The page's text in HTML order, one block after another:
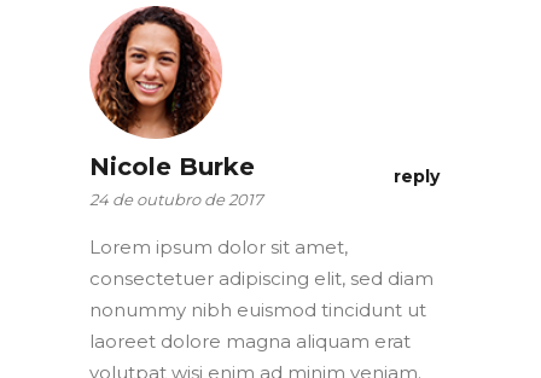
Nicole Burke
24 de outubro de 2017
reply
Lorem ipsum dolor sit amet,
consectetuer adipiscing elit, sed diam
nonummy nibh euismod tincidunt ut
laoreet dolore magna aliquam erat
volutpat wisi enim ad minim veniam.